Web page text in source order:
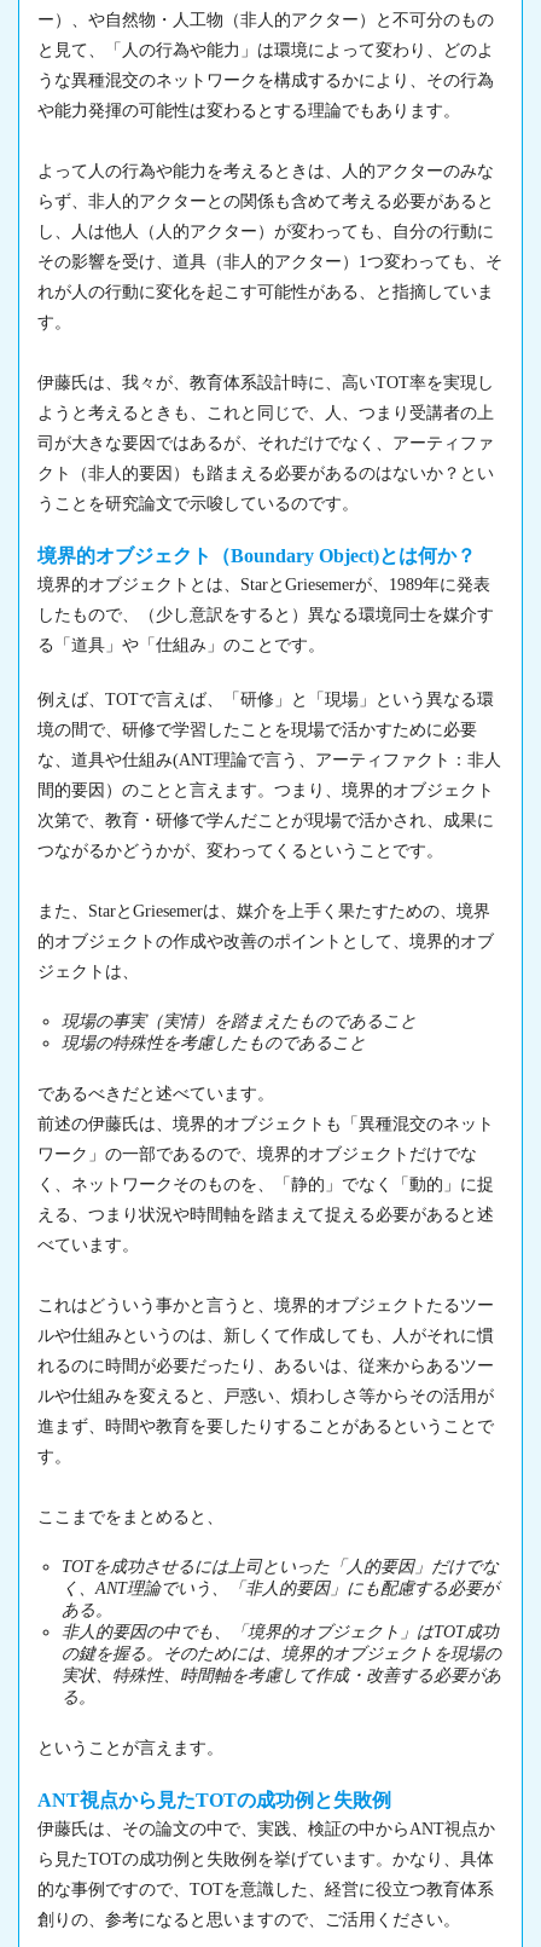
ー）、や自然物・人工物（非人的アクター）と不可分のもの
と見て、「人の行為や能力」は環境によって変わり、どのよ
うな異種混交のネットワークを構成するかにより、その行為
や能力発揮の可能性は変わるとする理論でもあります。
よって人の行為や能力を考えるときは、人的アクターのみな
らず、非人的アクターとの関係も含めて考える必要があると
し、人は他人（人的アクター）が変わっても、自分の行動に
その影響を受け、道具（非人的アクター）1つ変わっても、そ
れが人の行動に変化を起こす可能性がある、と指摘していま
す。
伊藤氏は、我々が、教育体系設計時に、高いTOT率を実現し
ようと考えるときも、これと同じで、人、つまり受講者の上
司が大きな要因ではあるが、それだけでなく、アーティファ
クト（非人的要因）も踏まえる必要があるのはないか？とい
うことを研究論文で示唆しているのです。
境界的オブジェクト（Boundary Object)とは何か？
境界的オブジェクトとは、StarとGriesemerが、1989年に発表
したもので、（少し意訳をすると）異なる環境同士を媒介す
る「道具」や「仕組み」のことです。
例えば、TOTで言えば、「研修」と「現場」という異なる環
境の間で、研修で学習したことを現場で活かすために必要
な、道具や仕組み(ANT理論で言う、アーティファクト：非人
間的要因）のことと言えます。つまり、境界的オブジェクト
次第で、教育・研修で学んだことが現場で活かされ、成果に
つながるかどうかが、変わってくるということです。
また、StarとGriesemerは、媒介を上手く果たすための、境界
的オブジェクトの作成や改善のポイントとして、境界的オブ
ジェクトは、
現場の事実（実情）を踏まえたものであること
現場の特殊性を考慮したものであること
であるべきだと述べています。
前述の伊藤氏は、境界的オブジェクトも「異種混交のネット
ワーク」の一部であるので、境界的オブジェクトだけでな
く、ネットワークそのものを、「静的」でなく「動的」に捉
える、つまり状況や時間軸を踏まえて捉える必要があると述
べています。
これはどういう事かと言うと、境界的オブジェクトたるツー
ルや仕組みというのは、新しくて作成しても、人がそれに慣
れるのに時間が必要だったり、あるいは、従来からあるツー
ルや仕組みを変えると、戸惑い、煩わしさ等からその活用が
進まず、時間や教育を要したりすることがあるということで
す。
ここまでをまとめると、
TOTを成功させるには上司といった「人的要因」だけでな
く、ANT理論でいう、「非人的要因」にも配慮する必要が
ある。
非人的要因の中でも、「境界的オブジェクト」はTOT成功
の鍵を握る。そのためには、境界的オブジェクトを現場の
実状、特殊性、時間軸を考慮して作成・改善する必要があ
る。
ということが言えます。
ANT視点から見たTOTの成功例と失敗例
伊藤氏は、その論文の中で、実践、検証の中からANT視点か
ら見たTOTの成功例と失敗例を挙げています。かなり、具体
的な事例ですので、TOTを意識した、経営に役立つ教育体系
創りの、参考になると思いますので、ご活用ください。